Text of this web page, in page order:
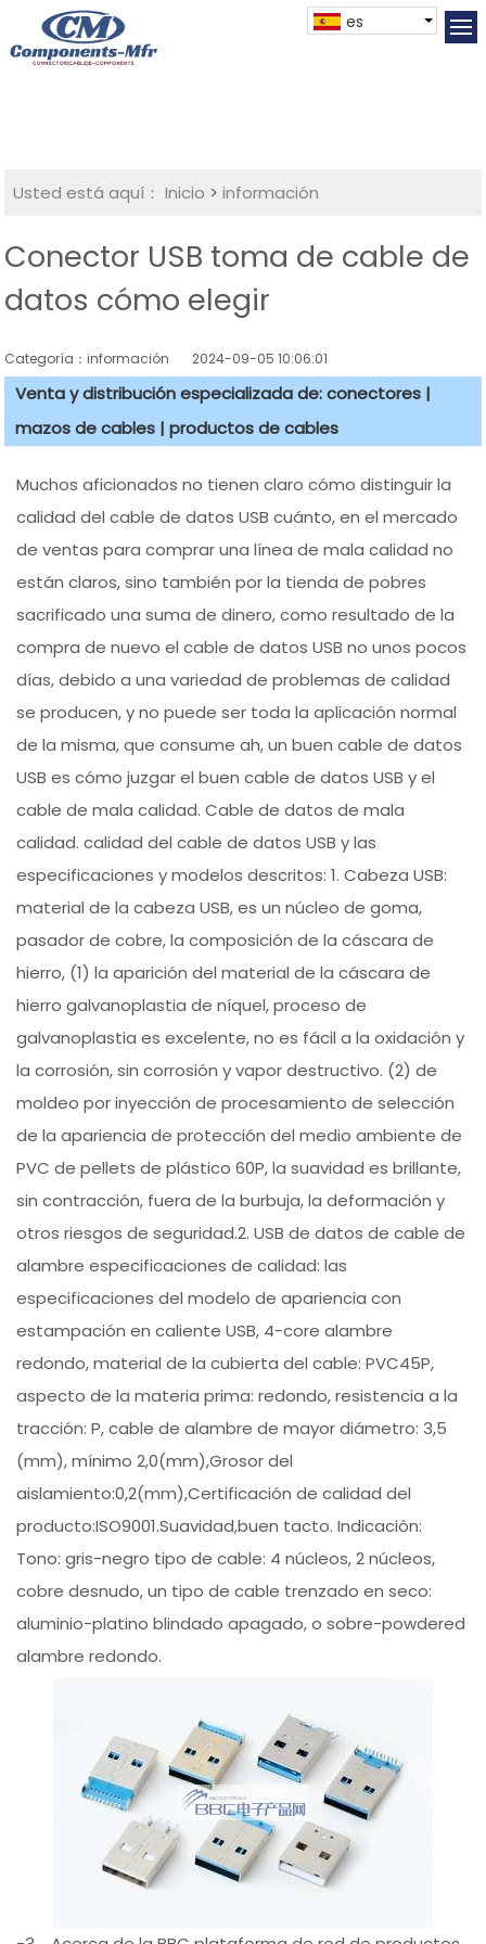
es
Usted está aquí： Inicio >información
Conector USB toma de cable de
datos cómo elegir
Categoría：información 2024-09-05 10:06:01
Venta y distribución especializada de: conectores |
mazos de cables | productos de cables
Muchos aficionados no tienen claro cómo distinguir la
calidad del cable de datos USB cuánto, en el mercado
de ventas para comprar una línea de mala calidad no
están claros, sino también por la tienda de pobres
sacrificado una suma de dinero, como resultado de la
compra de nuevo el cable de datos USB no unos pocos
días, debido a una variedad de problemas de calidad
se producen, y no puede ser toda la aplicación normal
de la misma, que consume ah, un buen cable de datos
USB es cómo juzgar el buen cable de datos USB y el
cable de mala calidad. Cable de datos de mala
calidad. calidad del cable de datos USB y las
especificaciones y modelos descritos: 1. Cabeza USB:
material de la cabeza USB, es un núcleo de goma,
pasador de cobre, la composición de la cáscara de
hierro, (1) la aparición del material de la cáscara de
hierro galvanoplastia de níquel, proceso de
galvanoplastia es excelente, no es fácil a la oxidación y
la corrosión, sin corrosión y vapor destructivo. (2) de
moldeo por inyección de procesamiento de selección
de la apariencia de protección del medio ambiente de
PVC de pellets de plástico 60P, la suavidad es brillante,
sin contracción, fuera de la burbuja, la deformación y
otros riesgos de seguridad.2. USB de datos de cable de
alambre especificaciones de calidad: las
especificaciones del modelo de apariencia con
estampación en caliente USB, 4-core alambre
redondo, material de la cubierta del cable: PVC45P,
aspecto de la materia prima: redondo, resistencia a la
tracción: P, cable de alambre de mayor diámetro: 3,5
(mm), mínimo 2,0(mm),Grosor del
aislamiento:0,2(mm),Certificación de calidad del
producto:ISO9001.Suavidad,buen tacto. Indicación:
Tono: gris-negro tipo de cable: 4 núcleos, 2 núcleos,
cobre desnudo, un tipo de cable trenzado en seco:
aluminio-platino blindado apagado, o sobre-powdered
alambre redondo.